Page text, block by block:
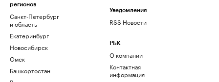
регионов
Санкт-Петербург
и область
Екатеринбург
Новосибирск
Омск
Башкортостан
Уведомления
RSS Новости
РБК
О компании
Контактная
информация